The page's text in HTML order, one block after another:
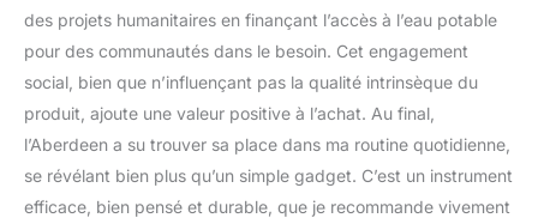
des projets humanitaires en finançant l’accès à l’eau potable
pour des communautés dans le besoin. Cet engagement
social, bien que n’influençant pas la qualité intrinsèque du
produit, ajoute une valeur positive à l’achat. Au final,
l’Aberdeen a su trouver sa place dans ma routine quotidienne,
se révélant bien plus qu’un simple gadget. C’est un instrument
efficace, bien pensé et durable, que je recommande vivement